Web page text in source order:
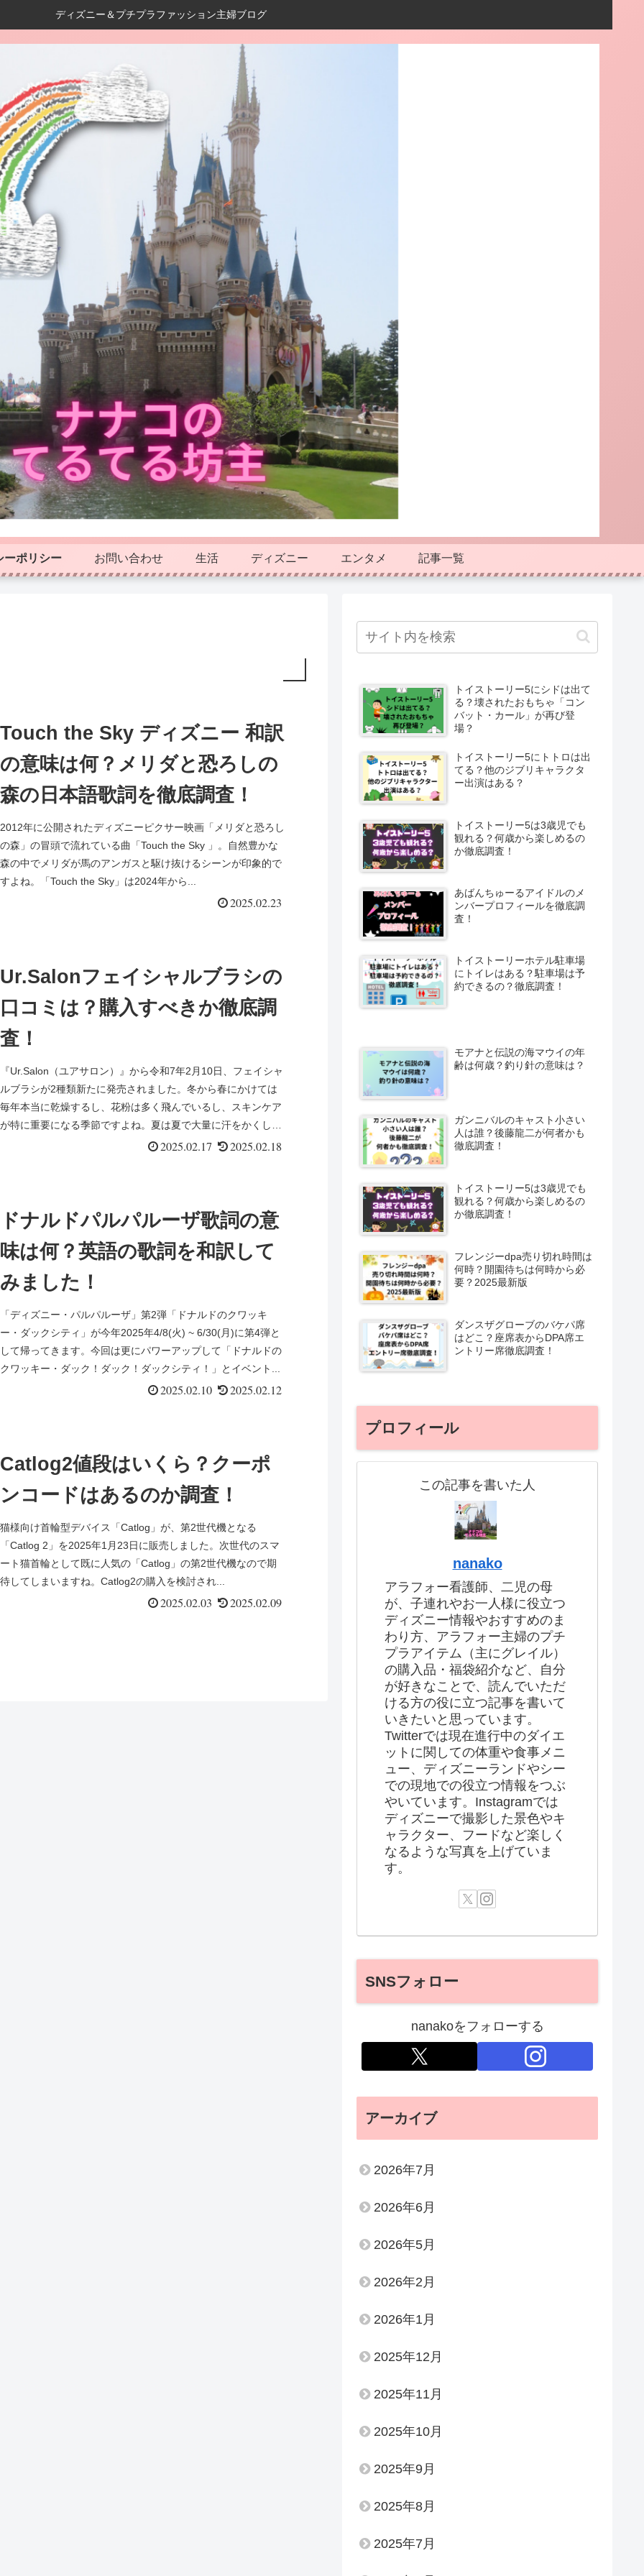
ディズニー＆プチプラファッション主婦ブログ
ーポリシー お問い合わせ 生活 ディズニー エンタメ 記事一覧
Touch the Sky ディズニー 和訳
の意味は何？メリダと恐ろしの
森の日本語歌詞を徹底調査！
2012年に公開されたディズニーピクサー映画「メリダと恐ろし
の森」の冒頭で流れている曲「Touch the Sky 」。自然豊かな
森の中でメリダが馬のアンガスと駆け抜けるシーンが印象的で
すよね。「Touch the Sky」は2024年から...
2025.02.23
Ur.Salonフェイシャルブラシの
口コミは？購入すべきか徹底調
査！
『Ur.Salon（ユアサロン）』から令和7年2月10日、フェイシャ
ルブラシが2種類新たに発売されました。冬から春にかけては
毎年本当に乾燥するし、花粉は多く飛んでいるし、スキンケア
が特に重要になる季節ですよね。夏は夏で大量に汗をかくし、
2025.02.17 2025.02.18
ドナルドパルパルーザ歌詞の意
味は何？英語の歌詞を和訳して
みました！
「ディズニー・パルパルーザ」第2弾「ドナルドのクワッキ
ー・ダックシティ」が今年2025年4/8(火) ~ 6/30(月)に第4弾と
して帰ってきます。今回は更にパワーアップして「ドナルドの
クワッキー・ダック！ダック！ダックシティ！」とイベント...
2025.02.10 2025.02.12
Catlog2値段はいくら？クーポ
ンコードはあるのか調査！
猫様向け首輪型デバイス「Catlog」が、第2世代機となる
「Catlog 2」を2025年1月23日に販売しました。次世代のスマ
ート猫首輪として既に人気の「Catlog」の第2世代機なので期
待してしまいますね。Catlog2の購入を検討され...
2025.02.03 2025.02.09
トイストーリー5にシドは出て
る？壊されたおもちゃ「コン
バット・カール」が再び登
場？
トイストーリー5にトトロは出
てる？他のジブリキャラクタ
ー出演はある？
トイストーリー5は3歳児でも
観れる？何歳から楽しめるの
か徹底調査！
あばんちゅーるアイドルのメ
ンバープロフィールを徹底調
査！
トイストーリーホテル駐車場
にトイレはある？駐車場は予
約できるの？徹底調査！
モアナと伝説の海マウイの年
齢は何歳？釣り針の意味は？
ガンニバルのキャスト小さい
人は誰？後藤龍二が何者かも
徹底調査！
トイストーリー5は3歳児でも
観れる？何歳から楽しめるの
か徹底調査！
フレンジーdpa売り切れ時間は
何時？開園待ちは何時から必
要？2025最新版
ダンスザグローブのバケパ席
はどこ？座席表からDPA席エ
ントリー席徹底調査！
プロフィール
この記事を書いた人
nanako
アラフォー看護師、二児の母
が、子連れやお一人様に役立つ
ディズニー情報やおすすめのま
わり方、アラフォー主婦のプチ
プラアイテム（主にグレイル）
の購入品・福袋紹介など、自分
が好きなことで、読んでいただ
ける方の役に立つ記事を書いて
いきたいと思っています。
Twitterでは現在進行中のダイエ
ットに関しての体重や食事メニ
ュー、ディズニーランドやシー
での現地での役立つ情報をつぶ
やいています。Instagramでは
ディズニーで撮影した景色やキ
ャラクター、フードなど楽しく
なるような写真を上げていま
す。
SNSフォロー
nanakoをフォローする
アーカイブ
2026年7月
2026年6月
2026年5月
2026年2月
2026年1月
2025年12月
2025年11月
2025年10月
2025年9月
2025年8月
2025年7月